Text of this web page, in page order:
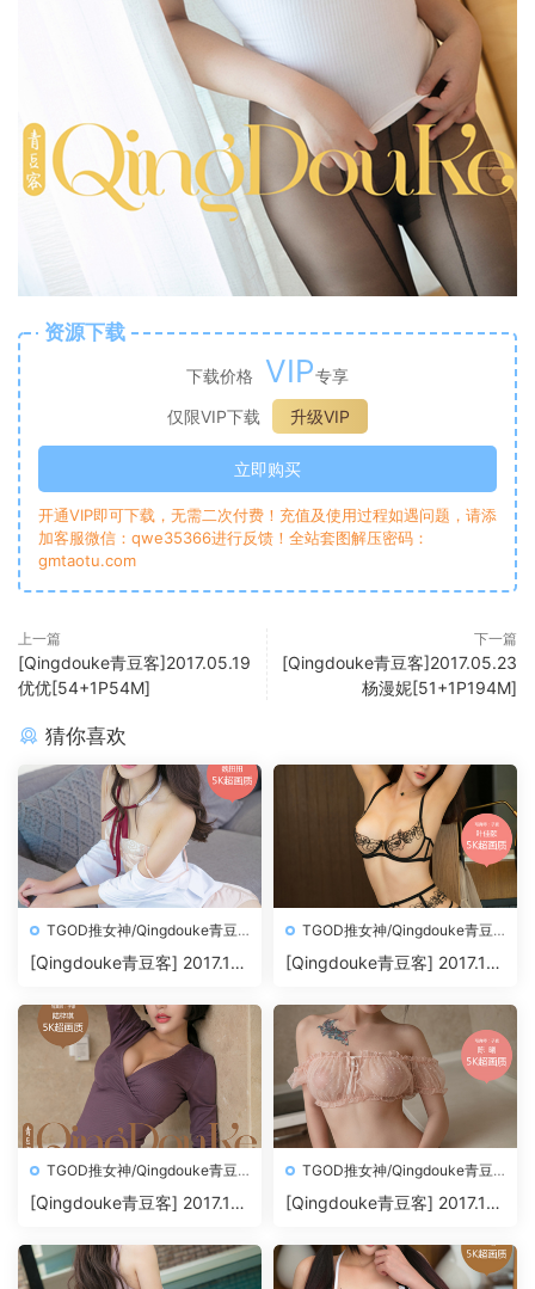
资源下载
下载价格 VIP专享
仅限VIP下载
升级VIP
立即购买
开通VIP即可下载，无需二次付费！充值及使用过程如遇问题，请添
加客服微信：qwe35366进行反馈！全站套图解压密码：
gmtaotu.com
上一篇
[Qingdouke青豆客]2017.05.19
优优[54+1P54M]
下一篇
[Qingdouke青豆客]2017.05.23
杨漫妮[51+1P194M]
猜你喜欢
TGOD推女神/Qingdouke青豆
客
[Qingdouke青豆客] 2017.11.
TGOD推女神/Qingdouke青豆
客
[Qingdouke青豆客] 2017.11.
TGOD推女神/Qingdouke青豆
客
[Qingdouke青豆客] 2017.11.
TGOD推女神/Qingdouke青豆
客
[Qingdouke青豆客] 2017.11.